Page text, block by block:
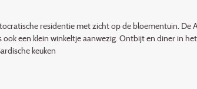
residentie met zicht op de bloementuin. De
ook een klein winkeltje aanwezig. Ontbijt en diner in
keuken